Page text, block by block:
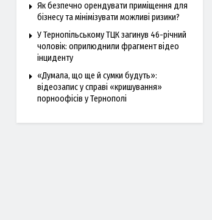
Як безпечно орендувати приміщення для
бізнесу та мінімізувати можливі ризики?
У Тернопільському ТЦК загинув 46-річний
чоловік: оприлюднили фрагмент відео
інциденту
«Думала, що ще й сумки будуть»:
відеозапис у справі «кришування»
порноофісів у Тернополі